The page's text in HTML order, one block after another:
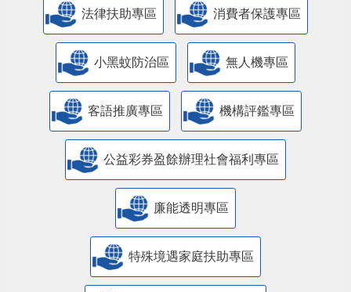
法律扶助專區 消費者保護專區
小黑蚊防治區 無人機專區
客語推廣專區 機構評鑑專區
公益彩券盈餘辦理社會福利專區
廉能透明專區
特殊境遇家庭扶助專區